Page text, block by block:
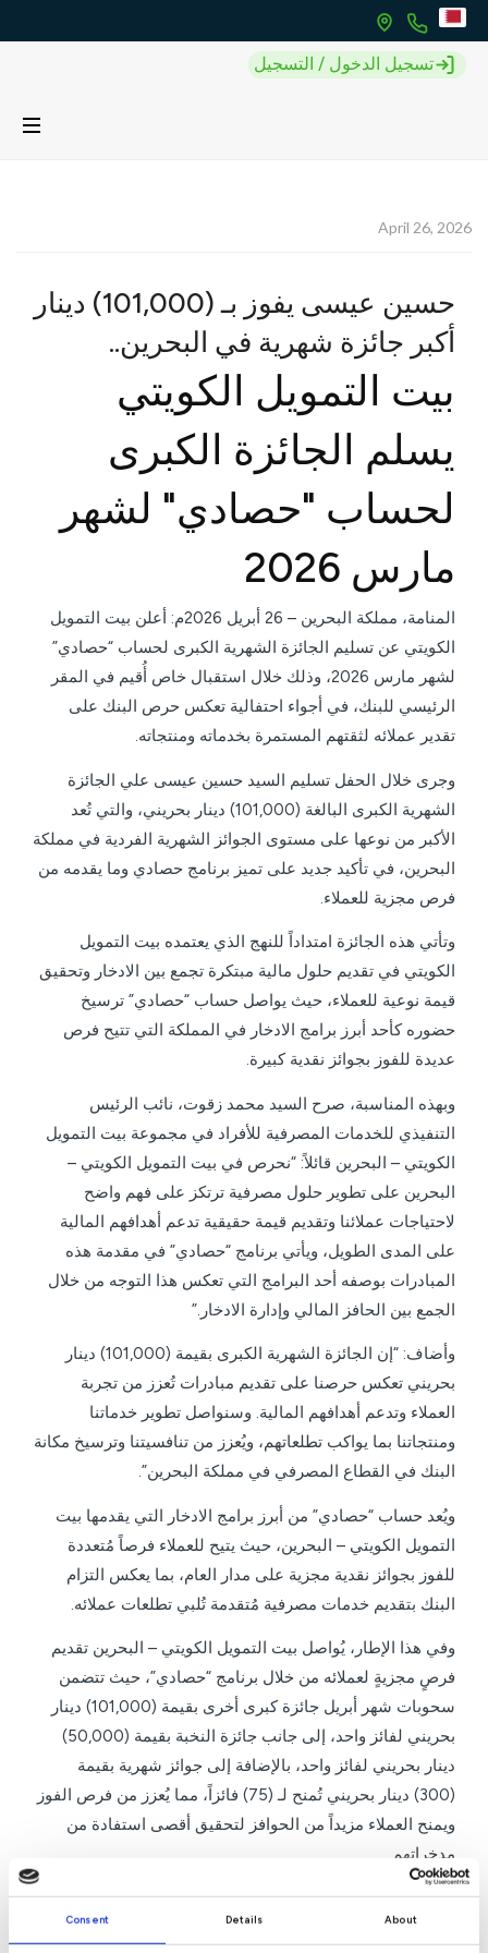
Consent Details About
تسجيل الدخول / التسجيل
April 26, 2026
حسين عيسى يفوز بـ (101,000) دينار
أكبر جائزة شهرية في البحرين..
بيت التمويل الكويتي
يسلم الجائزة الكبرى
لحساب "حصادي" لشهر
مارس 2026
المنامة، مملكة البحرين – 26 أبريل 2026م: أعلن بيت التمويل
الكويتي عن تسليم الجائزة الشهرية الكبرى لحساب “حصادي”
لشهر مارس 2026، وذلك خلال استقبال خاص أُقيم في المقر
الرئيسي للبنك، في أجواء احتفالية تعكس حرص البنك على
تقدير عملائه لثقتهم المستمرة بخدماته ومنتجاته.
وجرى خلال الحفل تسليم السيد حسين عيسى علي الجائزة
الشهرية الكبرى البالغة (101,000) دينار بحريني، والتي تُعد
الأكبر من نوعها على مستوى الجوائز الشهرية الفردية في مملكة
البحرين، في تأكيد جديد على تميز برنامج حصادي وما يقدمه من
فرص مجزية للعملاء.
وتأتي هذه الجائزة امتداداً للنهج الذي يعتمده بيت التمويل
الكويتي في تقديم حلول مالية مبتكرة تجمع بين الادخار وتحقيق
قيمة نوعية للعملاء، حيث يواصل حساب “حصادي” ترسيخ
حضوره كأحد أبرز برامج الادخار في المملكة التي تتيح فرص
عديدة للفوز بجوائز نقدية كبيرة.
وبهذه المناسبة، صرح السيد محمد زقوت، نائب الرئيس
التنفيذي للخدمات المصرفية للأفراد في مجموعة بيت التمويل
الكويتي – البحرين قائلاً: “نحرص في بيت التمويل الكويتي –
البحرين على تطوير حلول مصرفية ترتكز على فهم واضح
لاحتياجات عملائنا وتقديم قيمة حقيقية تدعم أهدافهم المالية
على المدى الطويل، ويأتي برنامج “حصادي” في مقدمة هذه
المبادرات بوصفه أحد البرامج التي تعكس هذا التوجه من خلال
الجمع بين الحافز المالي وإدارة الادخار.”
وأضاف: “إن الجائزة الشهرية الكبرى بقيمة (101,000) دينار
بحريني تعكس حرصنا على تقديم مبادرات تُعزز من تجربة
العملاء وتدعم أهدافهم المالية. وسنواصل تطوير خدماتنا
ومنتجاتنا بما يواكب تطلعاتهم، ويُعزز من تنافسيتنا وترسيخ مكانة
البنك في القطاع المصرفي في مملكة البحرين”.
ويُعد حساب “حصادي” من أبرز برامج الادخار التي يقدمها بيت
التمويل الكويتي – البحرين، حيث يتيح للعملاء فرصاً مُتعددة
للفوز بجوائز نقدية مجزية على مدار العام، بما يعكس التزام
البنك بتقديم خدمات مصرفية مُتقدمة تُلبي تطلعات عملائه.
وفي هذا الإطار، يُواصل بيت التمويل الكويتي – البحرين تقديم
فرصٍ مجزيةٍ لعملائه من خلال برنامج “حصادي”، حيث تتضمن
سحوبات شهر أبريل جائزة كبرى أخرى بقيمة (101,000) دينار
بحريني لفائز واحد، إلى جانب جائزة النخبة بقيمة (50,000)
دينار بحريني لفائز واحد، بالإضافة إلى جوائز شهرية بقيمة
(300) دينار بحريني تُمنح لـ (75) فائزاً، مما يُعزز من فرص الفوز
ويمنح العملاء مزيداً من الحوافز لتحقيق أقصى استفادة من
مدخراتهم.
ولمزيد من المعلومات حول عروض وخدمات بيت التمويل
الكويتي، يمكن للعملاء الكرام زيارة الموقع الإلكتروني للبنك